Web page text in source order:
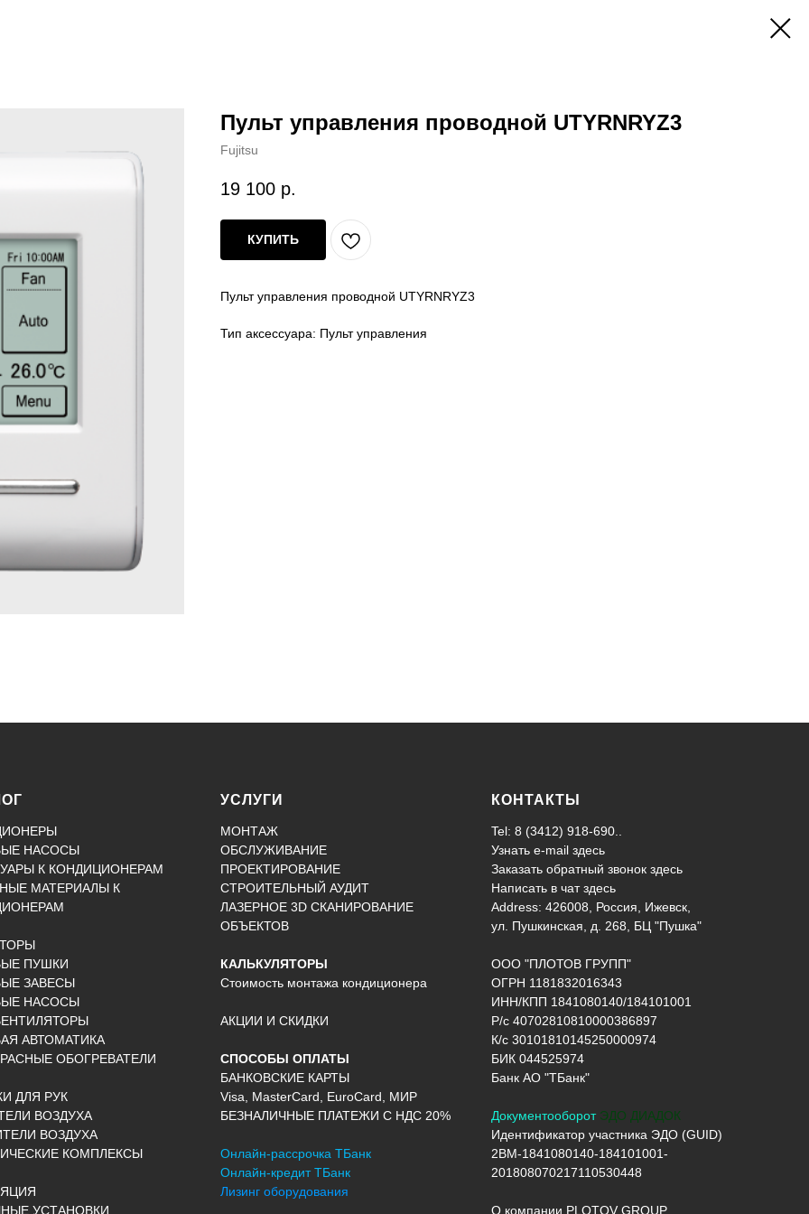
Пульт управления проводной UTYRNRYZ3
Fujitsu
19 100 р.
КУПИТЬ
Пульт управления проводной UTYRNRYZ3
Тип аксессуара: Пульт управления
НАСОСЫ
К КОНДИЦИОНЕРАМ
МАТЕРИАЛЫ К
ПУШКИ
ЗАВЕСЫ
НАСОСЫ
АВТОМАТИКА
ОБОГРЕВАТЕЛИ
ДЛЯ РУК
ВОЗДУХА
ВОЗДУХА
КОМПЛЕКСЫ
УСТАНОВКИ
УСЛУГИ
МОНТАЖ
ОБСЛУЖИВАНИЕ
ПРОЕКТИРОВАНИЕ
СТРОИТЕЛЬНЫЙ АУДИТ
ЛАЗЕРНОЕ 3D СКАНИРОВАНИЕ
ОБЪЕКТОВ
КАЛЬКУЛЯТОРЫ
Стоимость монтажа кондиционера
АКЦИИ И СКИДКИ
СПОСОБЫ ОПЛАТЫ
БАНКОВСКИЕ КАРТЫ
Visa, MasterCard, EuroCard, МИР
БЕЗНАЛИЧНЫЕ ПЛАТЕЖИ С НДС 20%
Онлайн-рассрочка ТБанк
Онлайн-кредит ТБанк
Лизинг оборудования
КОНТАКТЫ
Tel: 8 (3412) 918-690..
Узнать e-mail здесь
Заказать обратный звонок здесь
Написать в чатздесь
Address: 426008, Россия, Ижевск,
ул. Пушкинская, д. 268, БЦ "Пушка"
ООО "ПЛОТОВ ГРУПП"
ОГРН 1181832016343
ИНН/КПП 1841080140/184101001
Р/с 40702810810000386897
К/с 30101810145250000974
БИК 044525974
Банк АО "ТБанк"
Документооборот ЭДО ДИАДОК
Идентификатор участника ЭДО (GUID)
2BM-1841080140-184101001-
201808070217110530448
О компании PLOTOV GROUP